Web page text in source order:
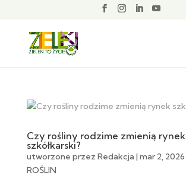
Czy rośliny rodzime zmienią rynek
szkółkarski?
utworzone przez Redakcja | mar 2, 2026
ROŚLIN